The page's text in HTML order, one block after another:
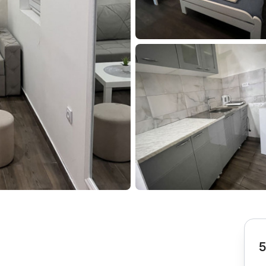
Subotica Nova Varoš Valjevo
Kruševac
Pazar Zrenjanin Vršac
Raška Leskovac
Požarevac Senta
Požega
Sremska
Mitrovica
Ljubovija
Negotin